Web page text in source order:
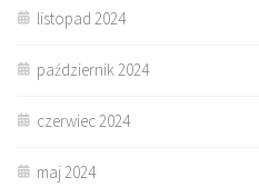
listopad 2024
październik 2024
czerwiec 2024
maj 2024